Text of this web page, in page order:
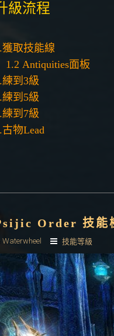
級流程
獲取技能線
1.2 Antiquities面板
練到3級
練到5級
練到7級
古物Lead
Order 技能
Waterwheel 技能等級